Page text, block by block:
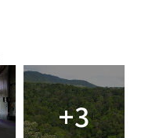
+3